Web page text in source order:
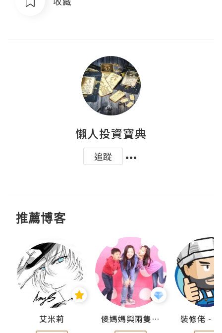
懶人投資寶典
追蹤
推薦博客
艾米莉 儍媽媽與兩隻小魔怪之家